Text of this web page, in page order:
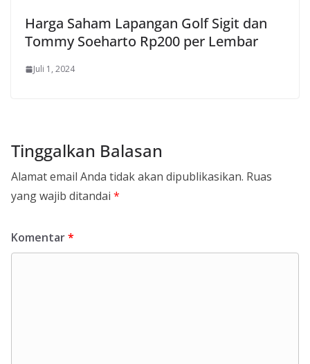
Harga Saham Lapangan Golf Sigit dan
Tommy Soeharto Rp200 per Lembar
Juli 1, 2024
Tinggalkan Balasan
Alamat email Anda tidak akan dipublikasikan. Ruas
yang wajib ditandai *
Komentar*